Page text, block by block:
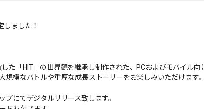
しました！
した「HIT」の世界観を継承し制作された、PCおよびモバイル
模なバトルや重厚な成長ストーリーをお楽しみいただけます。
プにてデジタルリリース致します。